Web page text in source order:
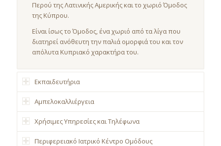
Περού της Λατινικής Αμερικής και το χωριό Όμοδος
της Κύπρου.
Είναι ίσως το Όμοδος, ένα χωριό από τα λίγα που
διατηρεί ανόθευτη την παλιά ομορφιά του και τον
απόλυτα Κυπριακό χαρακτήρα του.
Εκπαιδευτήρια
Αμπελοκαλλιέργεια
Χρήσιμες Υπηρεσίες και Τηλέφωνα
Περιφερειακό Ιατρικό Κέντρο Ομόδους